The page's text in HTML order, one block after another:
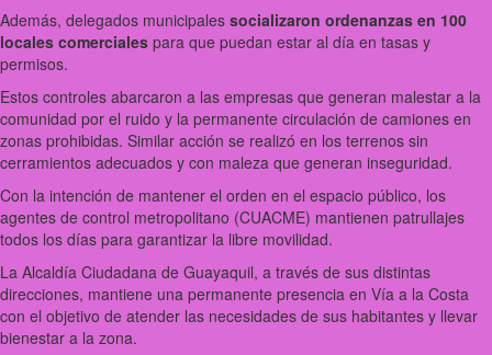
Además, delegados municipales socializaron ordenanzas en 100
locales comerciales para que puedan estar al día en tasas y
permisos.
Estos controles abarcaron a las empresas que generan malestar a la
comunidad por el ruido y la permanente circulación de camiones en
zonas prohibidas. Similar acción se realizó en los terrenos sin
cerramientos adecuados y con maleza que generan inseguridad.
Con la intención de mantener el orden en el espacio público, los
agentes de control metropolitano (CUACME) mantienen patrullajes
todos los días para garantizar la libre movilidad.
La Alcaldía Ciudadana de Guayaquil, a través de sus distintas
direcciones, mantiene una permanente presencia en Vía a la Costa
con el objetivo de atender las necesidades de sus habitantes y llevar
bienestar a la zona.